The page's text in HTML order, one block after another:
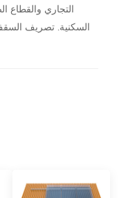
التجاري والقطاع
السكنية. تصريف